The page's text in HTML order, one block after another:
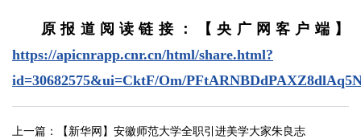
原报道阅读链接：【央广网客户端】
https://apicnrapp.cnr.cn/html/share.html?
id=30682575&ui=CktF/Om/
上一篇：
【新华网】安徽师范大学全职引进美学大家朱良志